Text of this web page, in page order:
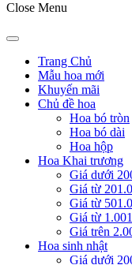
Close Menu
Trang Chủ
Mẫu hoa mới
Khuyến mãi
Chủ đề hoa
Hoa bó tròn
Hoa bó dài
Hoa hộp
Hoa Khai trương
Giá dưới
Giá từ
Giá từ
Giá từ
Giá trên
Hoa sinh nhật
Giá dưới